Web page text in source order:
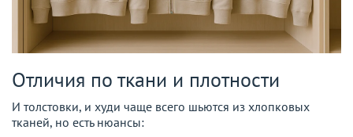
Отличия по ткани и плотности
И толстовки, и худи чаще всего шьются из хлопковых
тканей, но есть нюансы: